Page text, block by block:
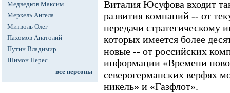
Медведков Максим
Меркель Ангела
Митволь Олег
Пахомов Анатолий
Путин Владимир
Шимон Перес
все персоны
Виталия Юсуфова входит
развития компаний -- от
передачи стратегическому
которых имеется более
новые -- от российских
информации «Времени
северогерманских верфях
никель» и «Газфлот».